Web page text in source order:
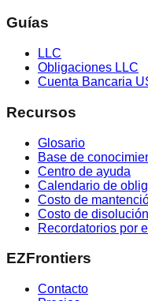
Guías
LLC
Obligaciones LLC
Cuenta Bancaria
Recursos
Glosario
Base de
Centro de ayuda
Calendario de
Costo de
Costo de disolución
Recordatorios por
EZFrontiers
Contacto